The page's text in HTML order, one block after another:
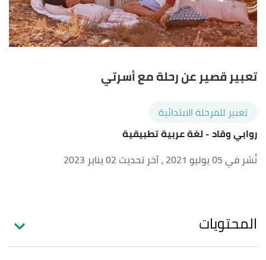
تعبير قصير عن رحلة مع أسرتي
تعبير للمرحلة الابتدائية
روابي وقاد- لغة عربية تطبيقية
نُشر في 05 يوليو 2021
، آخر تحديث 02 يناير 2023
المحتويات